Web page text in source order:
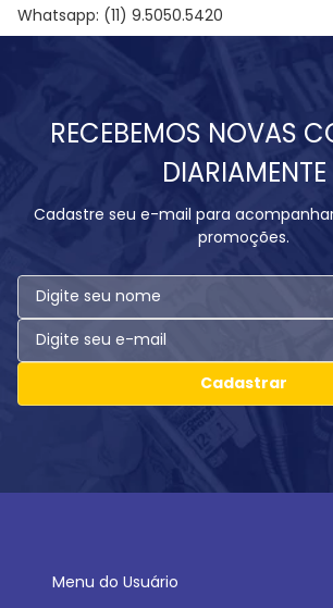
Whatsapp: (11) 9.5050.5420
RECEBEMOS NOVAS
DIARIAMENTE
Cadastre seu e-mail para
promoções.
Cadastrar
Menu do Usuário